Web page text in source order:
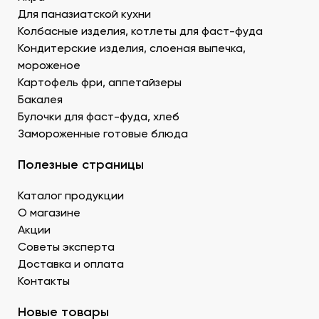
Донецке купить продукты для суши –
морепродукты, можно оптом и с доставкой.
Муку темпура. Смесь пшеничной и рисовой муки с
крахмалом для золотистой корочки. Можно
заказать премиальный мучной продукт для суши в
для суши в ДНР с быстрой доставкой.
Икру масаго, тобико. Свежайшие продукты для
Белый и черный кунжут. Придает блюду ореховые
суши оптом – кунжутные семена в разной
расфасовке. Используются для создания
вкусового оттенка и декорирования.
Соевый соус. Приготовленный по классическому
приобрести оптовой партией в нашей компании.
Для паназиатской кухни
Колбасные изделия, котлеты для фаст-фуда
Кондитерские изделия, слоеная выпечка,
мороженое
Картофель фри, аппетайзеры
Бакалея
Булочки для фаст-фуда, хлеб
Замороженные готовые блюда
Полезные страницы
Каталог продукции
О магазине
Акции
Советы эксперта
Доставка и оплата
Контакты
Новые товары